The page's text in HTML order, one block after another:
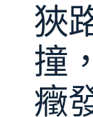
狹
撞
癥